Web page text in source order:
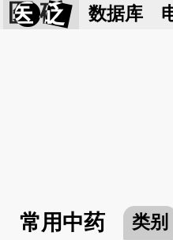
医 砭 数据库
常用中药 类别